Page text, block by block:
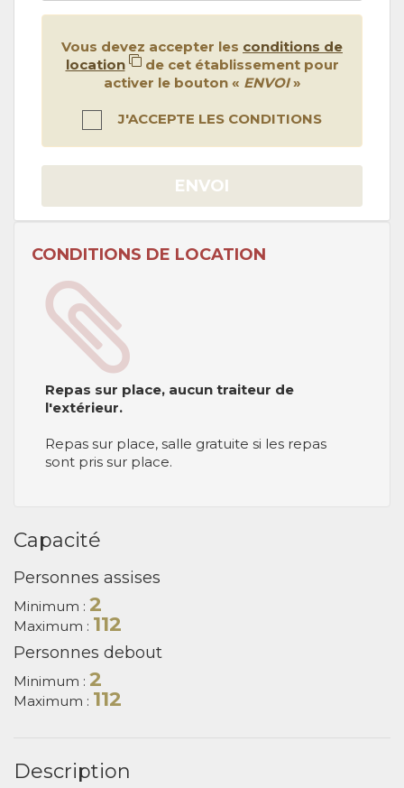
Vous devez accepter les conditions de
location
de cet établissement pour
activer le bouton « ENVOI»
J'ACCEPTE LES CONDITIONS
ENVOI
CONDITIONS DE LOCATION
Repas sur place, aucun traiteur de
l'extérieur.
Repas sur place, salle gratuite si les repas
sont pris sur place.
Capacité
Personnes assises
Minimum : 2
Maximum : 112
Personnes debout
Minimum : 2
Maximum : 112
Description